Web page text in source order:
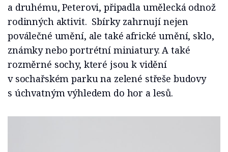
a druhému, Peterovi, připadla umělecká odnož
rodinných aktivit. Sbírky zahrnují nejen
poválečné umění, ale také africké umění, sklo,
známky nebo portrétní miniatury. A také
rozměrné sochy, které jsou k vidění
v sochařském parku na zelené střeše budovy
s úchvatným výhledem do hor a lesů.